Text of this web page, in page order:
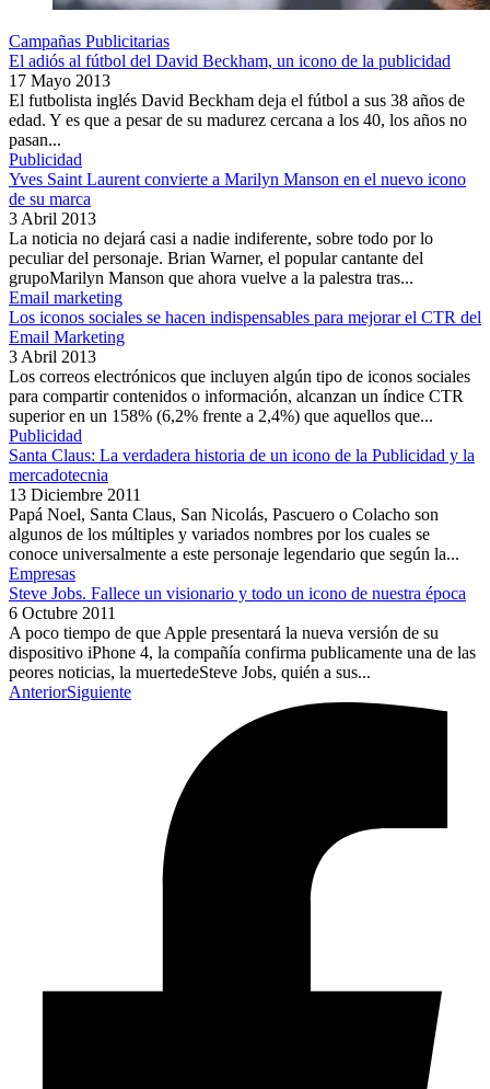
Campañas Publicitarias
El adiós al fútbol del David Beckham, un icono de la publicidad
17 Mayo 2013
El futbolista inglés David Beckham deja el fútbol a sus 38 años de
edad. Y es que a pesar de su madurez cercana a los 40, los años no
pasan...
Publicidad
Yves Saint Laurent convierte a Marilyn Manson en el nuevo icono
de su marca
3 Abril 2013
La noticia no dejará casi a nadie indiferente, sobre todo por lo
peculiar del personaje. Brian Warner, el popular cantante del
grupoMarilyn Manson que ahora vuelve a la palestra tras...
Email marketing
Los iconos sociales se hacen indispensables para mejorar el CTR del
Email Marketing
3 Abril 2013
Los correos electrónicos que incluyen algún tipo de iconos sociales
para compartir contenidos o información, alcanzan un índice CTR
superior en un 158% (6,2% frente a 2,4%) que aquellos que...
Publicidad
Santa Claus: La verdadera historia de un icono de la Publicidad y la
mercadotecnia
13 Diciembre 2011
Papá Noel, Santa Claus, San Nicolás, Pascuero o Colacho son
algunos de los múltiples y variados nombres por los cuales se
conoce universalmente a este personaje legendario que según la...
Empresas
Steve Jobs. Fallece un visionario y todo un icono de nuestra época
6 Octubre 2011
A poco tiempo de que Apple presentará la nueva versión de su
dispositivo iPhone 4, la compañía confirma publicamente una de las
peores noticias, la muertedeSteve Jobs, quién a sus...
AnteriorSiguiente